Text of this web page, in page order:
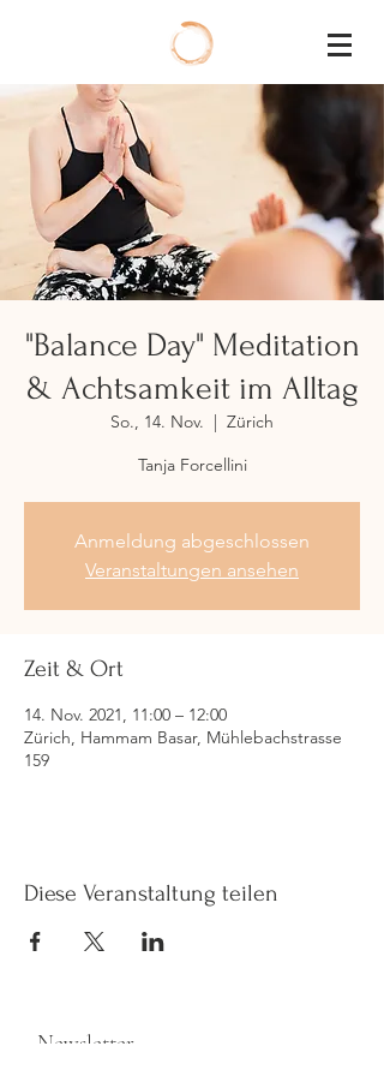
"Balance Day" Meditation
& Achtsamkeit im Alltag
So., 14. Nov.
  |
Zürich
Tanja Forcellini
Anmeldung abgeschlossen
Veranstaltungen ansehen
Zeit & Ort
14. Nov. 2021, 11:00 – 12:00
Zürich, Hammam Basar, Mühlebachstrasse
159
Diese Veranstaltung teilen
Newsletter